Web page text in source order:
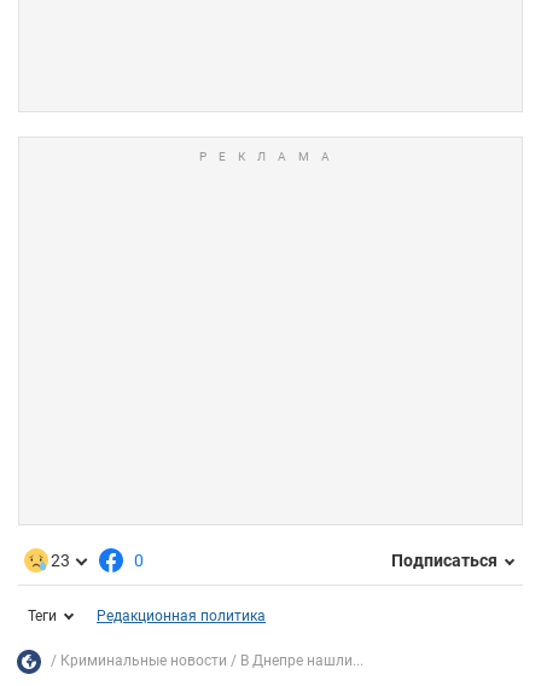
23 0 Подписаться
Теги Редакционная политика
Криминальные новости В Днепре нашли...